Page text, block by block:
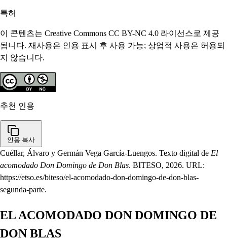
특허
이 콘텐츠는 Creative Commons CC BY-NC 4.0 라이선스로 제공
됩니다. 재사용은 인용 표시 후 사용 가능; 상업적 사용은 허용되
지 않습니다.
추천 인용
인용 복사
Cuéllar, Álvaro y Germán Vega García-Luengos. Texto digital de El
acomodado Don Domingo de Don Blas. BITESO, 2026. URL:
https://etso.es/biteso/el-acomodado-don-domingo-de-don-blas-
segunda-parte.
EL ACOMODADO DON DOMINGO DE
DON BLAS